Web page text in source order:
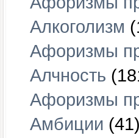
Алкоголизм
Афоризмы
Алчность
Афоризмы
Амбиции